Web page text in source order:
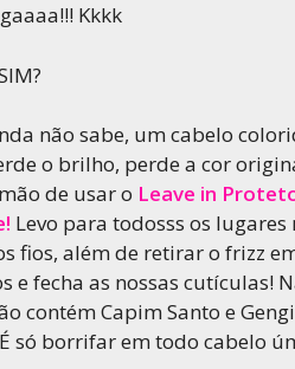
Kkkk
não sabe, um cabelo
o brilho, perde a cor
de usar o Leave in
Levo para todosss os
fios, além de retirar o frizz
e fecha as nossas cutículas!
contém Capim Santo e
só borrifar em todo cabelo